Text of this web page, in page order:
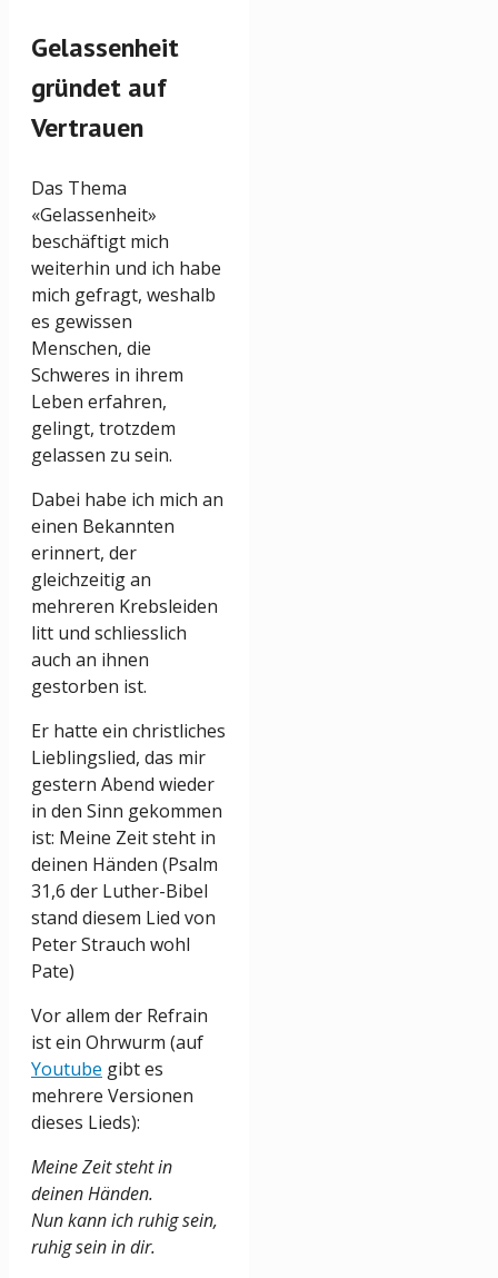
Gelassenheit
gründet auf
Vertrauen
Das Thema
«Gelassenheit»
beschäftigt mich
weiterhin und ich habe
mich gefragt, weshalb
es gewissen
Menschen, die
Schweres in ihrem
Leben erfahren,
gelingt, trotzdem
gelassen zu sein.
Dabei habe ich mich an
einen Bekannten
erinnert, der
gleichzeitig an
mehreren Krebsleiden
litt und schliesslich
auch an ihnen
gestorben ist.
Er hatte ein christliches
Lieblingslied, das mir
gestern Abend wieder
in den Sinn gekommen
ist: Meine Zeit steht in
deinen Händen (Psalm
31,6 der Luther-Bibel
stand diesem Lied von
Peter Strauch wohl
Pate)
Vor allem der Refrain
ist ein Ohrwurm (auf
Youtube gibt es
mehrere Versionen
dieses Lieds):
Meine Zeit steht in
deinen Händen.
Nun kann ich ruhig sein,
ruhig sein in dir.